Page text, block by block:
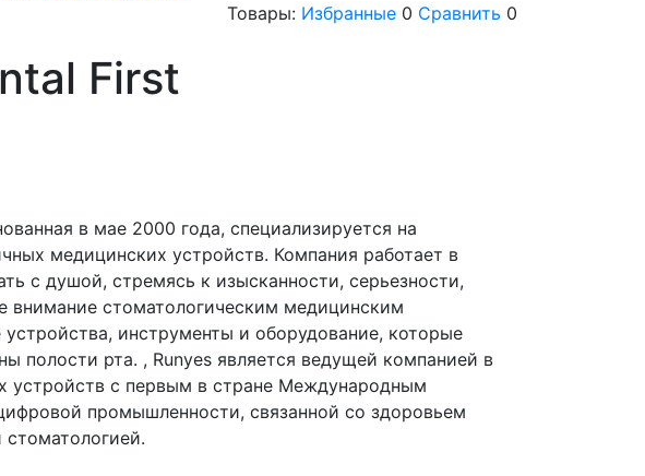
Товары: Избранные 0 Сравнить 0
First
в мае 2000 года, специализируется на
медицинских устройств. Компания работает в
с душой, стремясь к изысканности, серьезности,
внимание стоматологическим медицинским
инструменты и оборудование, которые
полости рта. , Runyes является ведущей компанией в
устройств с первым в стране Международным
промышленности, связанной со здоровьем
стоматологией.